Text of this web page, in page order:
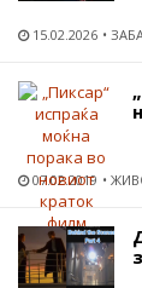
15.02.2026
07.02.2019